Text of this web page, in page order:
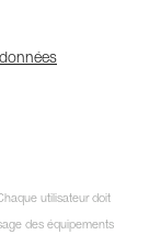
utilisateur doit
des équipements